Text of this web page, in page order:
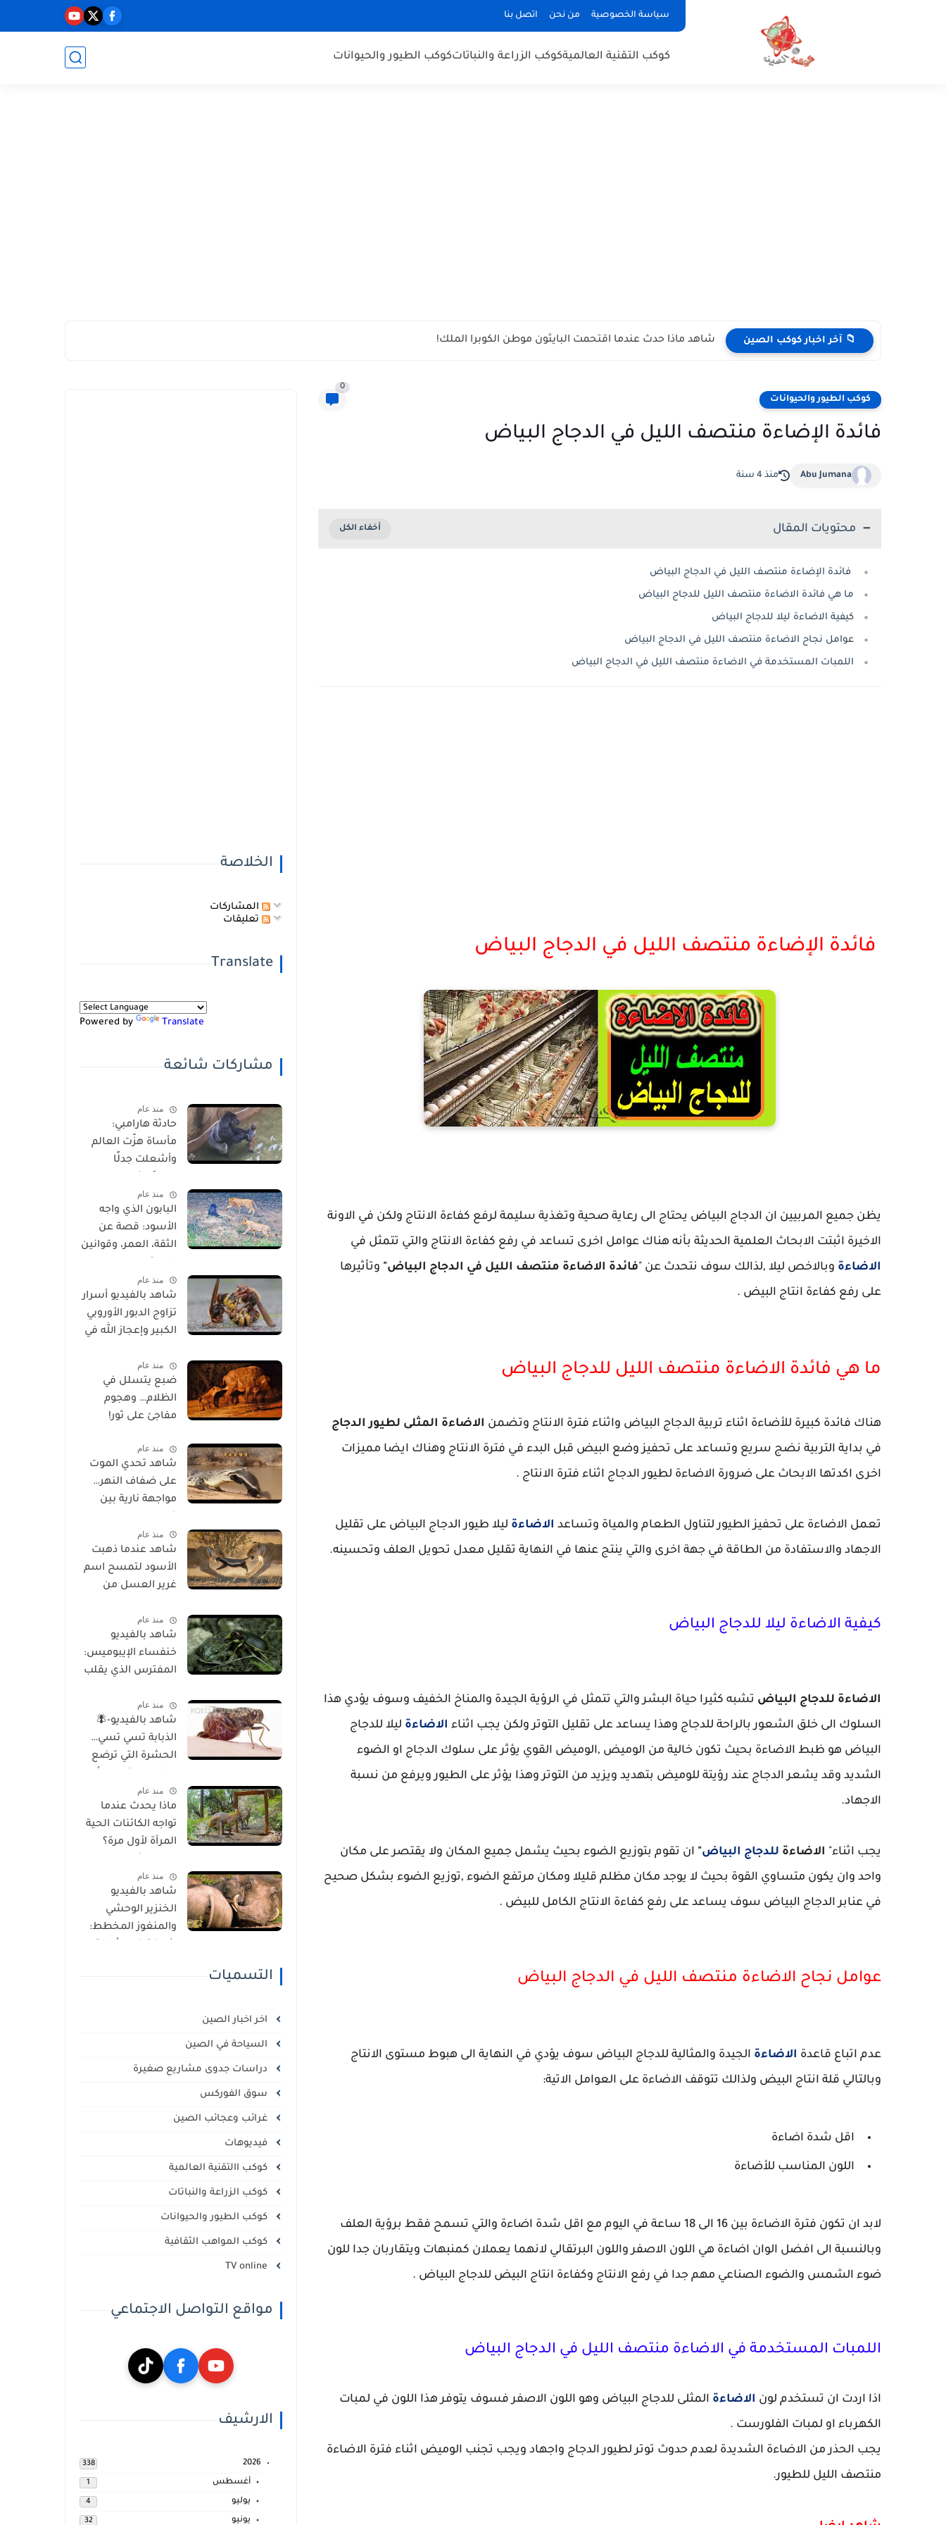
سياسة الخصوصية من نحن اتصل بنا
كوكب التقنية العالميةكوكب الزراعة والنباتاتكوكب الطيور والحيوانات
📁 آخر اخبار كوكب الصين شاهد ماذا حدث عندما اقتحمت البايثون موطن الكوبرا الملك!
كوكب الطيور والحيوانات
0
فائدة الإضاءة منتصف الليل في الدجاج البياض
Abu Jumana منذ 4 سنة
محتويات المقال
فائدة الإضاءة منتصف الليل في الدجاج البياض
ما هي فائدة الاضاءة منتصف الليل للدجاج البياض
كيفية الاضاءة ليلا للدجاج البياض
عوامل نجاح الاضاءة منتصف الليل في الدجاج البياض
اللمبات المستخدمة في الاضاءة منتصف الليل في الدجاج البياض
فائدة الإضاءة منتصف الليل في الدجاج البياض
يظن جميع المربيين ان الدجاج البياض يحتاج الى رعاية صحية وتغذية سليمة لرفع كفاءة الانتاج ولكن في الاونة
الاخيرة اثبتت الابحاث العلمية الحديثة بأنه هناك عوامل اخرى تساعد في رفع كفاءة الانتاج والتي تتمثل في
الاضاءة وبالاخص ليلا ,لذالك سوف نتحدث عن "فائدة الاضاءة منتصف الليل في الدجاج البياض" وتأثيرها
على رفع كفاءة انتاج البيض .
ما هي فائدة الاضاءة منتصف الليل للدجاج البياض
هناك فائدة كبيرة للأضاءة اثناء تربية الدجاج البياض واثناء فترة الانتاج وتضمن الاضاءة المثلى لطيور الدجاج
في بداية التربية نضج سريع وتساعد على تحفيز وضع البيض قبل البدء في فترة الانتاج وهناك ايضا مميزات
اخرى اكدتها الابحاث على ضرورة الاضاءة لطيور الدجاج اثناء فترة الانتاج .
تعمل الاضاءة على تحفيز الطيور لتناول الطعام والمياة وتساعد الاضاءة ليلا طيور الدجاج البياض على تقليل
الاجهاد والاستفادة من الطاقة في جهة اخرى والتي ينتج عنها في النهاية تقليل معدل تحويل العلف وتحسينه.
كيفية الاضاءة ليلا للدجاج البياض
الاضاءة للدجاج البياض تشبه كثيرا حياة البشر والتي تتمثل في الرؤية الجيدة والمناخ الخفيف وسوف يؤدي هذا
السلوك الى خلق الشعور بالراحة للدجاج وهذا يساعد على تقليل التوتر ولكن يجب اثناء الاضاءة ليلا للدجاج
البياض هو ظبط الاضاءة بحيث تكون خالية من الوميض ,الوميض القوي يؤثر على سلوك الدجاج او الضوء
الشديد وقد يشعر الدجاج عند رؤيتة للوميض بتهديد ويزيد من التوتر وهذا يؤثر على الطيور ويرفع من نسبة
الاجهاد.
يجب اثناء" الاضاءة للدجاج البياض" ان تقوم بتوزيع الضوء بحيث يشمل جميع المكان ولا يقتصر على مكان
واحد وان يكون متساوي القوة بحيث لا يوجد مكان مظلم قليلا ومكان مرتفع الضوء ,توزيع الضوء بشكل صحيح
في عنابر الدجاج البياض سوف يساعد على رفع كفاءة الانتاج الكامل للبيض .
عوامل نجاح الاضاءة منتصف الليل في الدجاج البياض
عدم اتباع قاعدة الاضاءة الجيدة والمثالية للدجاج البياض سوف يؤدي في النهاية الى هبوط مستوى الانتاج
وبالتالي قلة انتاج البيض ولذالك تتوقف الاضاءة على العوامل الاتية:
اقل شدة اضاءة
اللون المناسب للأضاءة
لابد ان تكون فترة الاضاءة بين 16 الى 18 ساعة في اليوم مع اقل شدة اضاءة والتي تسمح فقط برؤية العلف
وبالنسبة الى افضل الوان اضاءة هي اللون الاصفر واللون البرتقالي لانهما يعملان كمنبهات ويتقاربان جدا للون
ضوء الشمس والضوء الصناعي مهم جدا في رفع الانتاج وكفاءة انتاج البيض للدجاج البياض .
اللمبات المستخدمة في الاضاءة منتصف الليل في الدجاج البياض
اذا اردت ان تستخدم لون الاضاءة المثلى للدجاج البياض وهو اللون الاصفر فسوف يتوفر هذا اللون في لمبات
الكهرباء او لمبات الفلورست .
يجب الحذر من الاضاءة الشديدة لعدم حدوث توتر لطيور الدجاج واجهاد ويجب تجنب الوميض اثناء فترة الاضاءة
منتصف الليل للطيور.
الخلاصة
المشاركات
تعليقات
Translate
Powered by Translate
مشاركات شائعة
منذ عام
حادثة هارامبي:
مأساة هزّت العالم
وأشعلت جدلًا
بالفيديو
منذ عام
البابون الذي واجه
الأسود: قصة عن
الثقة، العمر، وقوانين
منذ عام
شاهد بالفيديو أسرار
تزاوج الدبور الأوروبي
الكبير وإعجاز الله في
منذ عام
ضبع يتسلل في
الظلام… وهجوم
مفاجئ على ثور!
منذ عام
شاهد تحدي الموت
على ضفاف النهر…
مواجهة نارية بين
وتمساح شرس
منذ عام
شاهد عندما ذهبت
الأسود لتمسح اسم
غرير العسل من
منذ عام
شاهد بالفيديو
خنفساء الإيبوميس:
المفترس الذي يقلب
منذ عام
شاهد بالفيديو-🪰
الذبابة تسي تسي…
الحشرة التي ترضع
أخطر الأمراض في
إفريقيا!
منذ عام
ماذا يحدث عندما
تواجه الكائنات الحية
المرآة لأول مرة؟
للسلوك والوعي
الذاتي
منذ عام
شاهد بالفيديو
الخنزير الوحشي
والمنغوز المخطط:
التسميات
اخر اخبار الصين
السياحة في الصين
دراسات جدوى مشاريع صغيرة
سوق الفوركس
غرائب وعجائب الصين
فيديوهات
كوكب االتقنية العالمية
كوكب الزراعة والنباتات
كوكب الطيور والحيوانات
كوكب المواهب الثقافية
مواقع التواصل الاجتماعي
الارشيف
2026
338
أغسطس 1
يوليو 4
يونيو 32